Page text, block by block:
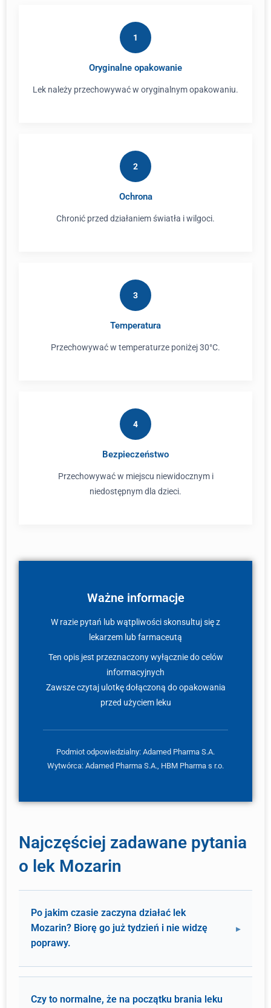
1
Oryginalne opakowanie
Lek należy przechowywać w oryginalnym opakowaniu.
2
Ochrona
Chronić przed działaniem światła i wilgoci.
3
Temperatura
Przechowywać w temperaturze poniżej 30°C.
4
Bezpieczeństwo
Przechowywać w miejscu niewidocznym i
niedostępnym dla dzieci.
Ważne informacje
W razie pytań lub wątpliwości skonsultuj się z
lekarzem lub farmaceutą
Ten opis jest przeznaczony wyłącznie do celów
informacyjnych
Zawsze czytaj ulotkę dołączoną do opakowania
przed użyciem leku
Podmiot odpowiedzialny: Adamed Pharma S.A.
Wytwórca: Adamed Pharma S.A., HBM Pharma s r.o.
Najczęściej zadawane pytania
o lek Mozarin
Po jakim czasie zaczyna działać lek
Mozarin? Biorę go już tydzień i nie widzę
poprawy.
Czy to normalne, że na początku brania leku